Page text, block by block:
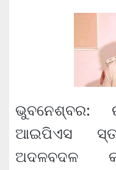
ଭୁବନେଶ୍ବର:
ଆଇପିଏସ
ଅଦଳବଦଳ